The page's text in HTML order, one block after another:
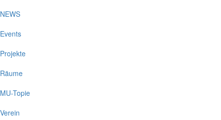
NEWS
Events
Projekte
Räume
MU-Topie
Verein